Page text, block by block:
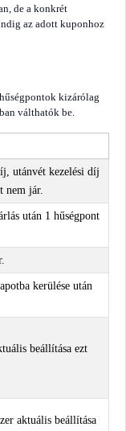
de a konkrét
az adott kuponhoz
kizárólag
válthatók be.
utánvét kezelési díj
nem jár.
után 1 hűségpont
kerülése után
beállítása ezt
aktuális beállítása